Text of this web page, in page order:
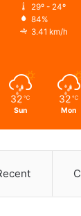
29º - 24º
84%
3.41 km/h
32 ℃
Sun
32 ℃
Mon